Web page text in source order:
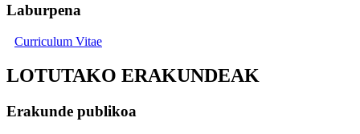
Laburpena
Curriculum Vitae
LOTUTAKO ERAKUNDEAK
Erakunde publikoa